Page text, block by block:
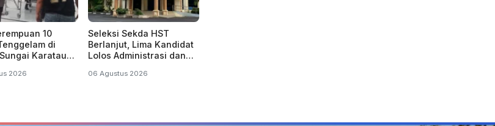
10
di
Karatau
Dunia
2026
Seleksi Sekda HST
Berlanjut, Lima Kandidat
Lolos Administrasi dan
06 Agustus 2026